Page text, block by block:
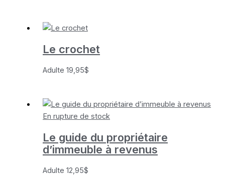
Le crochet
Adulte19,95$
En rupture de stock
Le guide du propriétaire
d’immeuble à revenus
Adulte12,95$